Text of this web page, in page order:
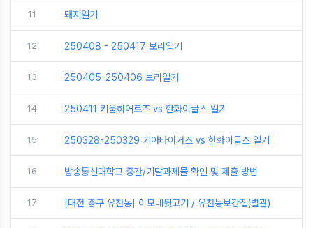
11 돼지일기
12 250408 - 250417 보리일기
13 250405-250406 보리일기
14 250411 키움히어로즈 vs 한화이글스 일기
15 250328-250329 기아타이거즈 vs 한화이글스 일기
16 방송통신대학교 중간/기말과제물 확인 및 제출 방법
17 [대전 중구 유천동] 이모네뒷고기 / 유천동보강집(별관)